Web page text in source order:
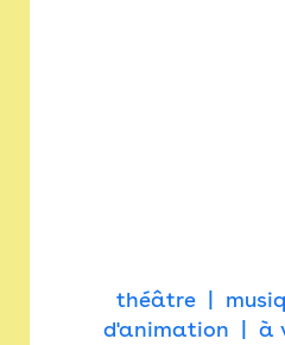
théâtre
d'animation
à